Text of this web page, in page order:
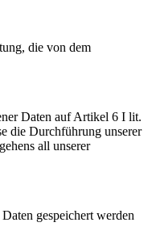
die von dem
Daten auf Artikel 6 I lit.
die Durchführung unserer
all unserer
gespeichert werden